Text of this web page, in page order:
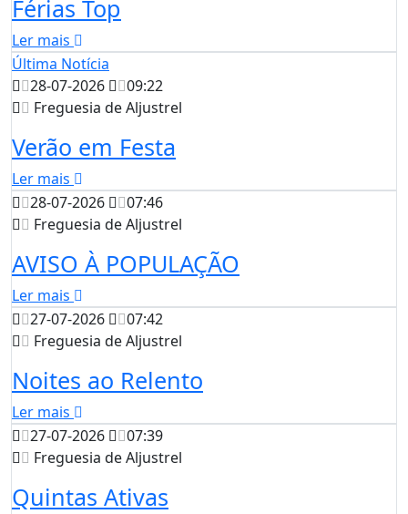
Férias Top
Ler mais
Última Notícia
28-07-2026
09:22
Freguesia de Aljustrel
Verão em Festa
Ler mais
28-07-2026
07:46
Freguesia de Aljustrel
AVISO À POPULAÇÃO
Ler mais
27-07-2026
07:42
Freguesia de Aljustrel
Noites ao Relento
Ler mais
27-07-2026
07:39
Freguesia de Aljustrel
Quintas Ativas